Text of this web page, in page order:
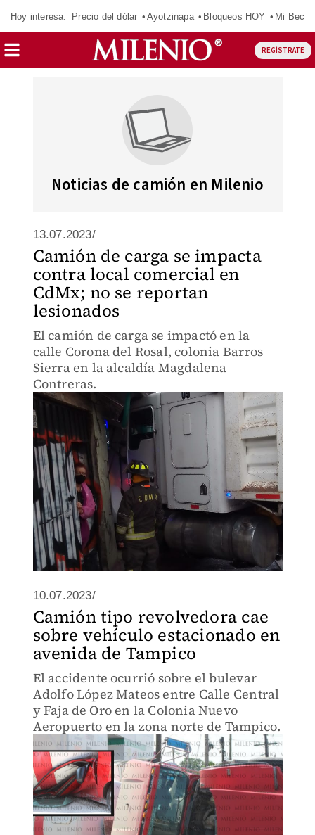
Hoy interesa: Precio del dólar Ayotzinapa Bloqueos HOY Mi Beca
REGÍSTRATE
Noticias de camión en Milenio
13.07.2023/
Camión de carga se impacta
contra local comercial en
CdMx; no se reportan
lesionados
El camión de carga se impactó en la
calle Corona del Rosal, colonia Barros
Sierra en la alcaldía Magdalena
Contreras.
10.07.2023/
Camión tipo revolvedora cae
sobre vehículo estacionado en
avenida de Tampico
El accidente ocurrió sobre el bulevar
Adolfo López Mateos entre Calle Central
y Faja de Oro en la Colonia Nuevo
Aeropuerto en la zona norte de Tampico.